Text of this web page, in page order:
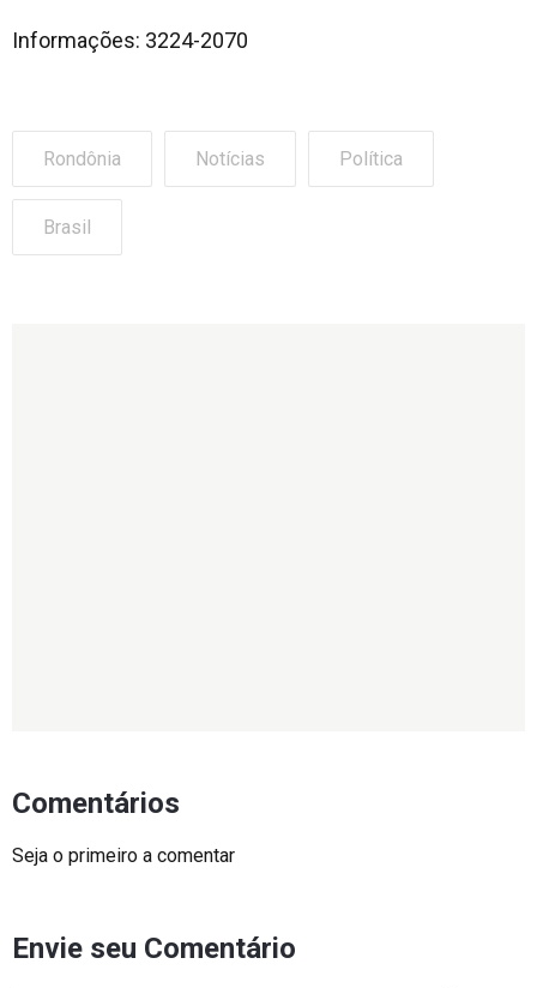
Informações: 3224-2070
Rondônia Notícias Política
Brasil
Comentários
Seja o primeiro a comentar
Envie seu Comentário